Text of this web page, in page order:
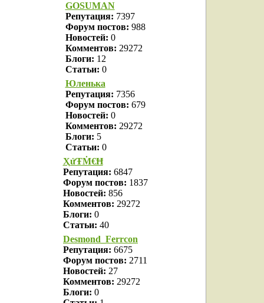
GOSUMAN
Репутация: 7397
Форум постов: 988
Новостей: 0
Комментов: 29272
Блоги: 12
Статьи: 0
Юленька
Репутация: 7356
Форум постов: 679
Новостей: 0
Комментов: 29272
Блоги: 5
Статьи: 0
ҲửŦṀ€Ħ
Репутация: 6847
Форум постов: 1837
Новостей: 856
Комментов: 29272
Блоги: 0
Статьи: 40
Desmond_Ferrcon
Репутация: 6675
Форум постов: 2711
Новостей: 27
Комментов: 29272
Блоги: 0